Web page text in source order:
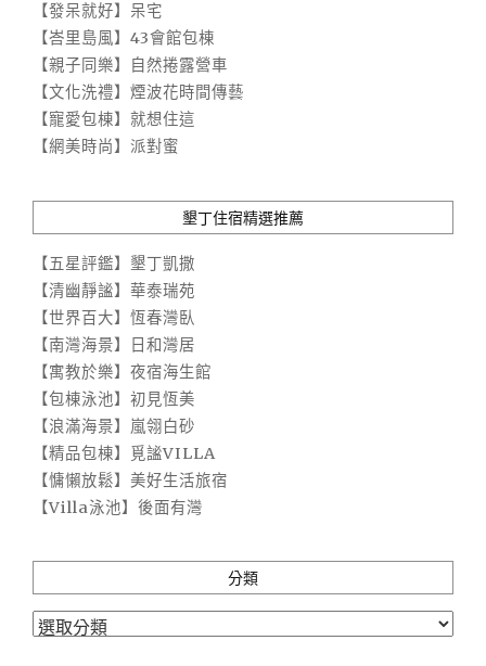
【發呆就好】呆宅
【峇里島風】43會館包棟
【親子同樂】自然捲露營車
【文化洗禮】煙波花時間傳藝
【寵愛包棟】就想住這
【網美時尚】派對蜜
墾丁住宿精選推薦
【五星評鑑】墾丁凱撒
【清幽靜謐】華泰瑞苑
【世界百大】恆春灣臥
【南灣海景】日和灣居
【寓教於樂】夜宿海生館
【包棟泳池】初見恆美
【浪滿海景】嵐翎白砂
【精品包棟】覓謐VILLA
【慵懶放鬆】美好生活旅宿
【Villa泳池】後面有灣
分類
分